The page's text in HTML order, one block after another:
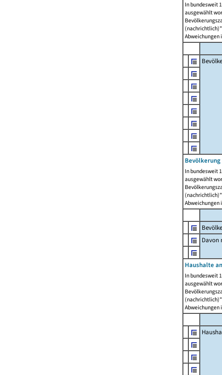
In bundesweit
ausgewählt
Abweichungen
In bundesweit
ausgewählt
Abweichungen
Davon
Haushalte
In bundesweit
ausgewählt
Abweichungen